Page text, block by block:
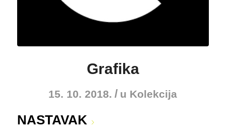
Grafika
15. 10. 2018. / u Kolekcija
NASTAVAK